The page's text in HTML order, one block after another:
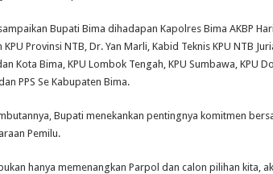
Bupati Bima dihadapan Kapolres Bima AKBP
Provinsi NTB, Dr. Yan Marli, Kabid Teknis KPU NTB
Kota Bima, KPU Lombok Tengah, KPU Sumbawa, KPU
PPS Se Kabupaten Bima.
Bupati menekankan pentingnya komitmen
Pemilu.
hanya memenangkan Parpol dan calon pilihan kita,